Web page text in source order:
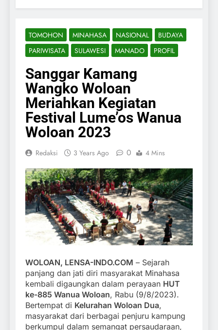
TOMOHON MINAHASA NASIONAL
BUDAYA
PARIWISATA
SULAWESI MANADO PROFIL
Sanggar Kamang
Wangko Woloan
Meriahkan Kegiatan
Festival Lume’os Wanua
Woloan 2023
Redaksi 3 Years Ago 0 4 Mins
WOLOAN, LENSA-INDO.COM – Sejarah
panjang dan jati diri masyarakat Minahasa
kembali digaungkan dalam perayaan HUT
ke-885 Wanua Woloan, Rabu (9/8/2023).
Bertempat di Kelurahan Woloan Dua,
masyarakat dari berbagai penjuru kampung
berkumpul dalam semangat persaudaraan,